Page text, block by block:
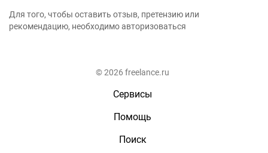
Для того, чтобы оставить отзыв, претензию или
рекомендацию, необходимо авторизоваться
© 2026 freelance.ru
Сервисы
Помощь
Поиск